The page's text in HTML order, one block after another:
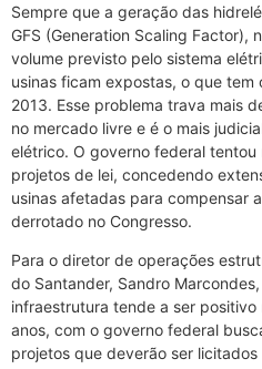
Sempre que a geração das
GFS (Generation Scaling Factor),
volume previsto pelo sistema
usinas ficam expostas, o que
2013. Esse problema trava mais
no mercado livre e é o mais
elétrico. O governo federal tentou
projetos de lei, concedendo
usinas afetadas para compensar
derrotado no Congresso.
Para o diretor de operações
do Santander, Sandro
infraestrutura tende a ser
anos, com o governo federal
projetos que deverão ser